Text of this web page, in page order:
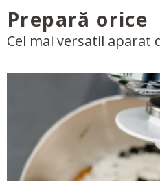
Prepară orice
Cel mai versatil aparat